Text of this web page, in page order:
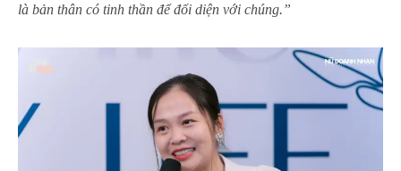
là bản thân có tinh thần để đối diện với chúng.”